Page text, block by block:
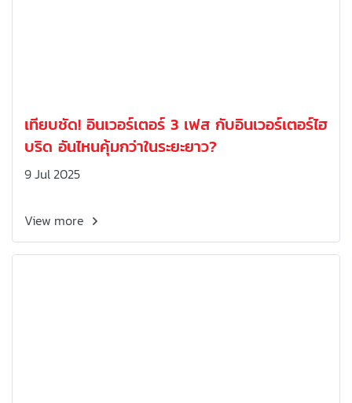
เทียบชัด! อินเวอร์เตอร์ 3 เฟส กับอินเวอร์เตอร์ไฮ
บริด อันไหนคุ้มกว่าในระยะยาว?
9 Jul 2025
View more